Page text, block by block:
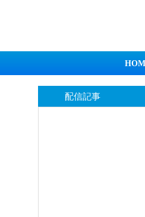
配信記事